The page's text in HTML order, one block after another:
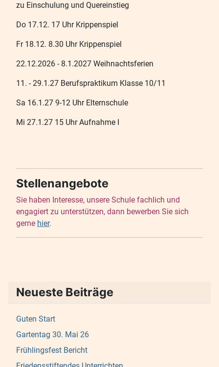
zu Einschulung und Quereinstieg
Do 17.12. 17 Uhr Krippenspiel
Fr 18.12. 8.30 Uhr Krippenspiel
22.12.2026 - 8.1.2027 Weihnachtsferien
11. - 29.1.27 Berufspraktikum Klasse 10/11
Sa 16.1.27 9-12 Uhr Elternschule
Mi 27.1.27 15 Uhr Aufnahme I
Stellenangebote
Sie haben Interesse, unsere Schule fachlich und
engagiert zu unterstützen, dann bewerben Sie sich
gerne hier.
Neueste Beiträge
Guten Start
Gartentag 30. Mai 26
Frühlingsfest Bericht